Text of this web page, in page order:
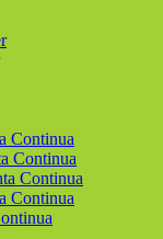
Continua
Continua
Continua
Continua